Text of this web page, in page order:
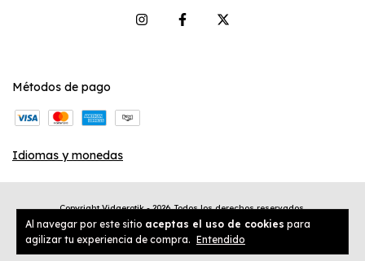
Al navegar por este sitio aceptas el uso de cookies para
agilizar tu experiencia de compra. Entendido
Métodos de pago
Idiomas y monedas
Copyright Vidaerotik - 2026. Todos los derechos reservados.